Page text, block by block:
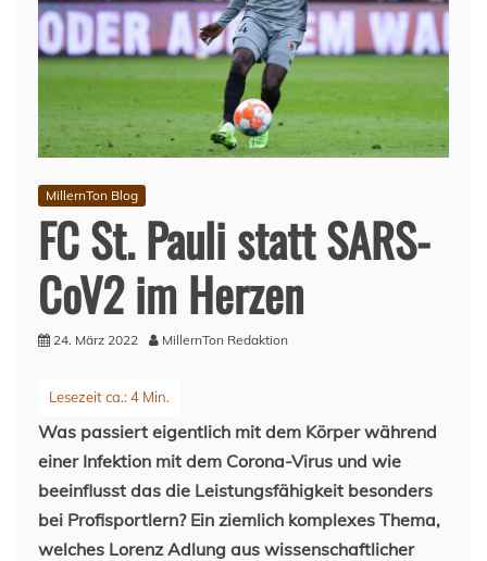
MillernTon Blog
FC St. Pauli statt SARS-
CoV2 im Herzen
24. März 2022 MillernTon Redaktion
Was passiert eigentlich mit dem Körper während
einer Infektion mit dem Corona-Virus und wie
beeinflusst das die Leistungsfähigkeit besonders
bei Profisportlern? Ein ziemlich komplexes Thema,
welches Lorenz Adlung aus wissenschaftlicher